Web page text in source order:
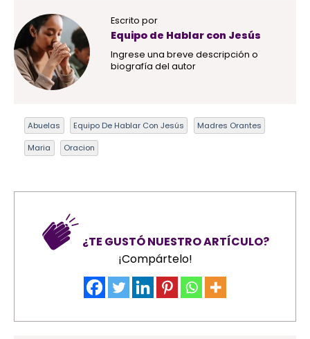
Escrito por
Equipo de Hablar con Jesús
Ingrese una breve descripción o
biografía del autor
Abuelas Equipo De Hablar Con Jesús Madres Orantes
Maria Oracion
¿TE GUSTÓ NUESTRO ARTÍCULO?
¡Compártelo!